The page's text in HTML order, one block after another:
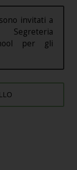
invitati a
per gli